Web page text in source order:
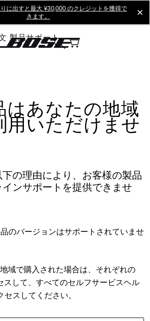
りに出すと最大 ¥30,000 のクレジットを獲得で
きます。
製品サポート
はあなたの地域
用いただけませ
の理由により、お客様の製品
ンサポートを提供できませ
のバージョンはサポートされていませ
域で購入された場合は、それぞれの
スして、すべてのセルフサービスヘル
スしてください。